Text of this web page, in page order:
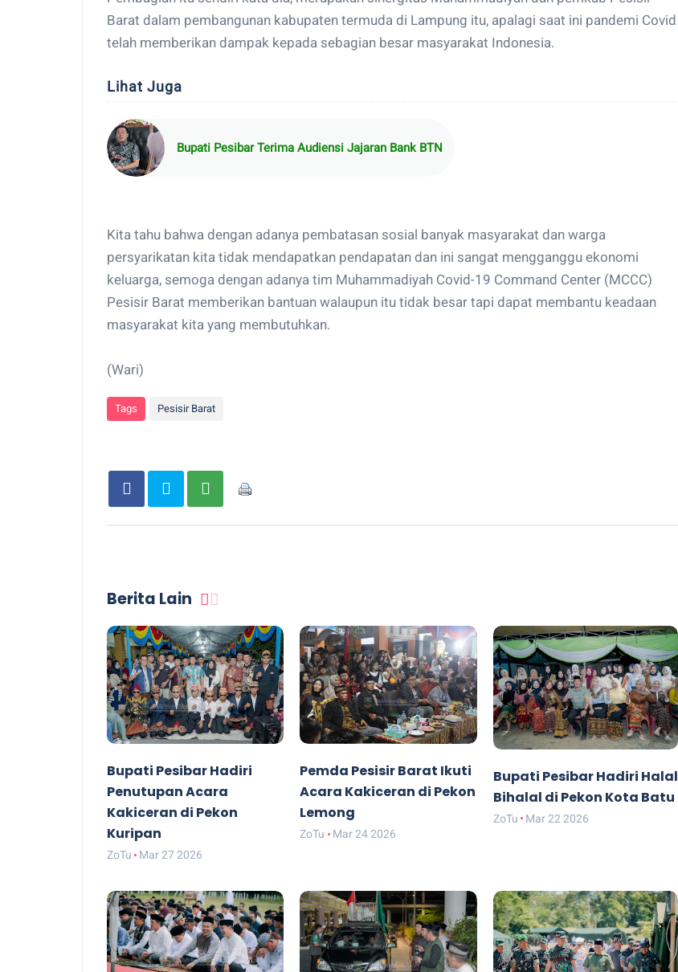
Barat dalam pembangunan kabupaten termuda di Lampung itu, apalagi saat ini pandemi Covid
telah memberikan dampak kepada sebagian besar masyarakat Indonesia.
Lihat Juga
Bupati Pesibar Terima Audiensi Jajaran Bank BTN
Kita tahu bahwa dengan adanya pembatasan sosial banyak masyarakat dan warga
persyarikatan kita tidak mendapatkan pendapatan dan ini sangat mengganggu ekonomi
keluarga, semoga dengan adanya tim Muhammadiyah Covid-19 Command Center (MCCC)
Pesisir Barat memberikan bantuan walaupun itu tidak besar tapi dapat membantu keadaan
masyarakat kita yang membutuhkan.
(Wari)
Tags Pesisir Barat
Berita Lain
Bupati Pesibar Hadiri
Penutupan Acara
Kakiceran di Pekon
Kuripan
ZoTu Mar 27 2026
Pemda Pesisir Barat Ikuti
Acara Kakiceran di Pekon
Lemong
ZoTu Mar 24 2026
Bupati Pesibar Hadiri Halal
Bihalal di Pekon Kota Batu
ZoTu Mar 22 2026